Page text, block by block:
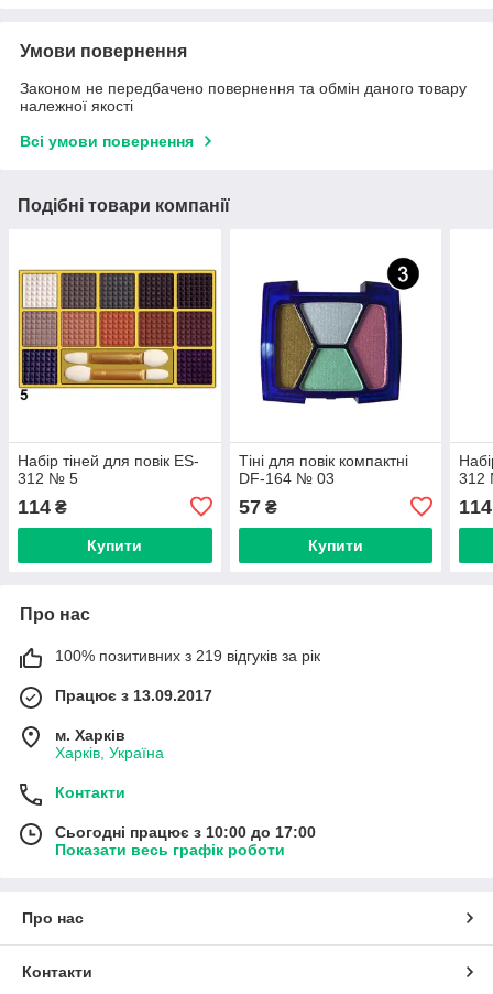
Умови повернення
Законом не передбачено повернення та обмін даного товару
належної якості
Всі умови повернення
Подібні товари компанії
Набір тіней для повік ES-
312 № 5
114 ₴
Купити
Тіні для повік компактні
DF-164 № 03
57₴
Купити
312
114
Про нас
100% позитивних з 219 відгуків за рік
Працює з 13.09.2017
м. Харків
Харків, Україна
Контакти
Сьогодні працює з 10:00 до 17:00
Показати весь графік роботи
Про нас
Контакти